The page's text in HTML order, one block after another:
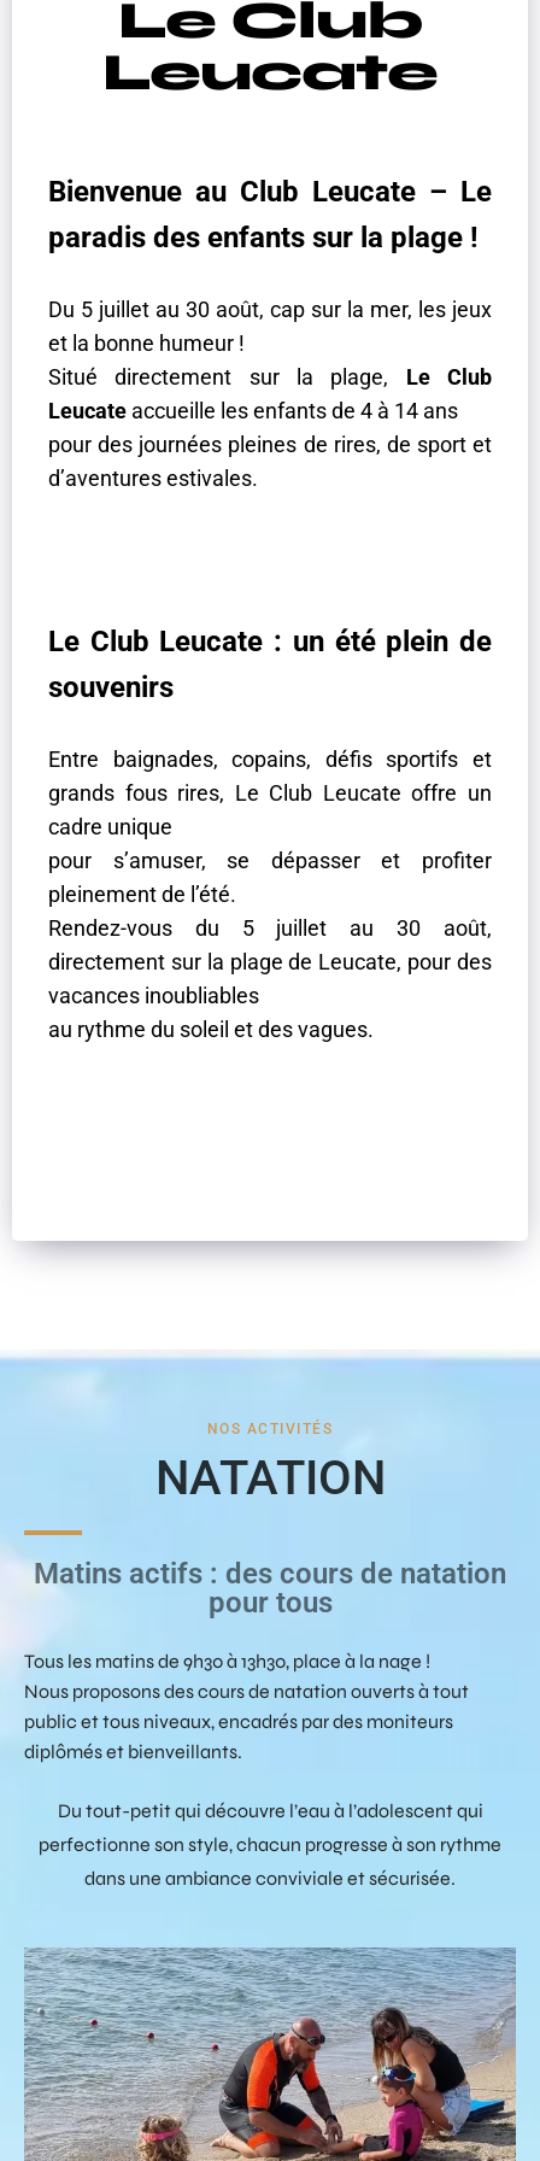
Le Club
Leucate
Bienvenue au Club Leucate – Le
paradis des enfants sur la plage !
Du 5 juillet au 30 août, cap sur la mer, les jeux
et la bonne humeur !
Situé directement sur la plage, Le Club
Leucate accueille les enfants de 4 à 14 ans
pour des journées pleines de rires, de sport et
d’aventures estivales.
Le Club Leucate : un été plein de
souvenirs
Entre baignades, copains, défis sportifs et
grands fous rires, Le Club Leucate offre un
cadre unique
pour s’amuser, se dépasser et profiter
pleinement de l’été.
Rendez-vous du 5 juillet au 30 août,
directement sur la plage de Leucate, pour des
vacances inoubliables
au rythme du soleil et des vagues.
NOS ACTIVITÉS
NATATION
Matins actifs : des cours de natation
pour tous
Tous les matins de 9h30 à 13h30, place à la nage !
Nous proposons des cours de natation ouverts à tout
public et tous niveaux, encadrés par des moniteurs
diplômés et bienveillants.
Du tout-petit qui découvre l’eau à l’adolescent qui
perfectionne son style, chacun progresse à son rythme
dans une ambiance conviviale et sécurisée.